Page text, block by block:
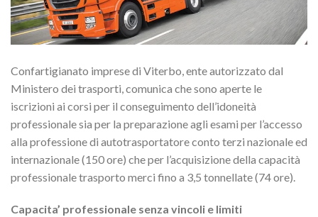
Confartigianato imprese di Viterbo, ente autorizzato dal
Ministero dei trasporti, comunica che sono aperte le
iscrizioni ai corsi per il conseguimento dell’idoneità
professionale sia per la preparazione agli esami per l’accesso
alla professione di autotrasportatore conto terzi nazionale ed
internazionale (150 ore) che per l’acquisizione della capacità
professionale trasporto merci fino a 3,5 tonnellate (74 ore).
Capacita’ professionale senza vincoli e limiti